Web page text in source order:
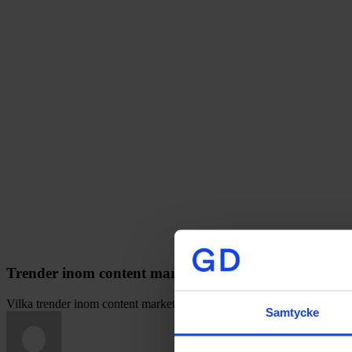
Samtycke
Trender inom content marketing 2023
Vilka trender inom content marketing kommer vi se under 2023?